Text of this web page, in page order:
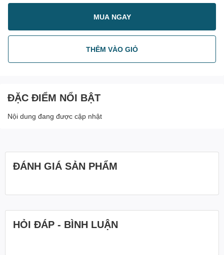
MUA NGAY
THÊM VÀO GIỎ
ĐẶC ĐIỂM NỔI BẬT
Nội dung đang được cập nhật
ĐÁNH GIÁ SẢN PHẨM
HỎI ĐÁP - BÌNH LUẬN